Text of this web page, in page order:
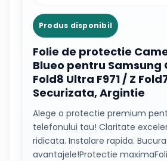
Produs disponibil
Folie de protectie
Blueo pentru Samsung
Fold8 Ultra F971 / Z
Securizata, Argintie
Alege o protectie premium
telefonului tau! Claritate
ridicata. Instalare rapida.
avantajele!Protectie